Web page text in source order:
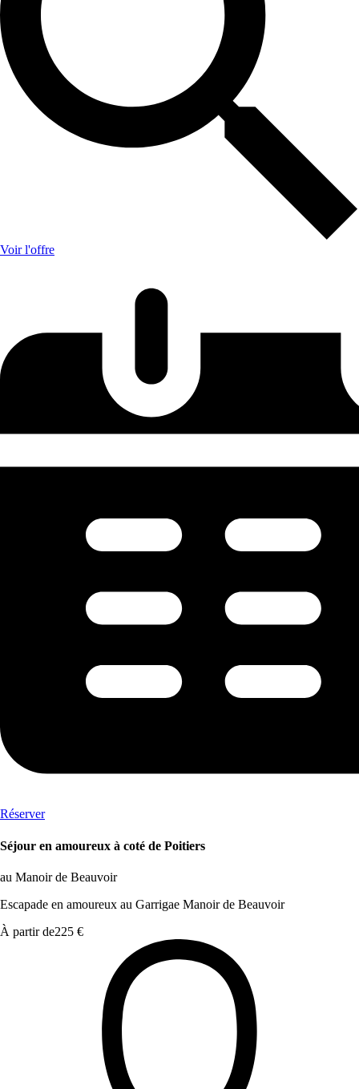
Voir l'offre
Réserver
Séjour en amoureux à coté de Poitiers
au Manoir de Beauvoir
Escapade en amoureux au Garrigae Manoir de Beauvoir
À partir de225 €